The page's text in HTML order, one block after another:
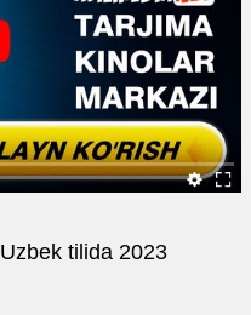
tilida 2023